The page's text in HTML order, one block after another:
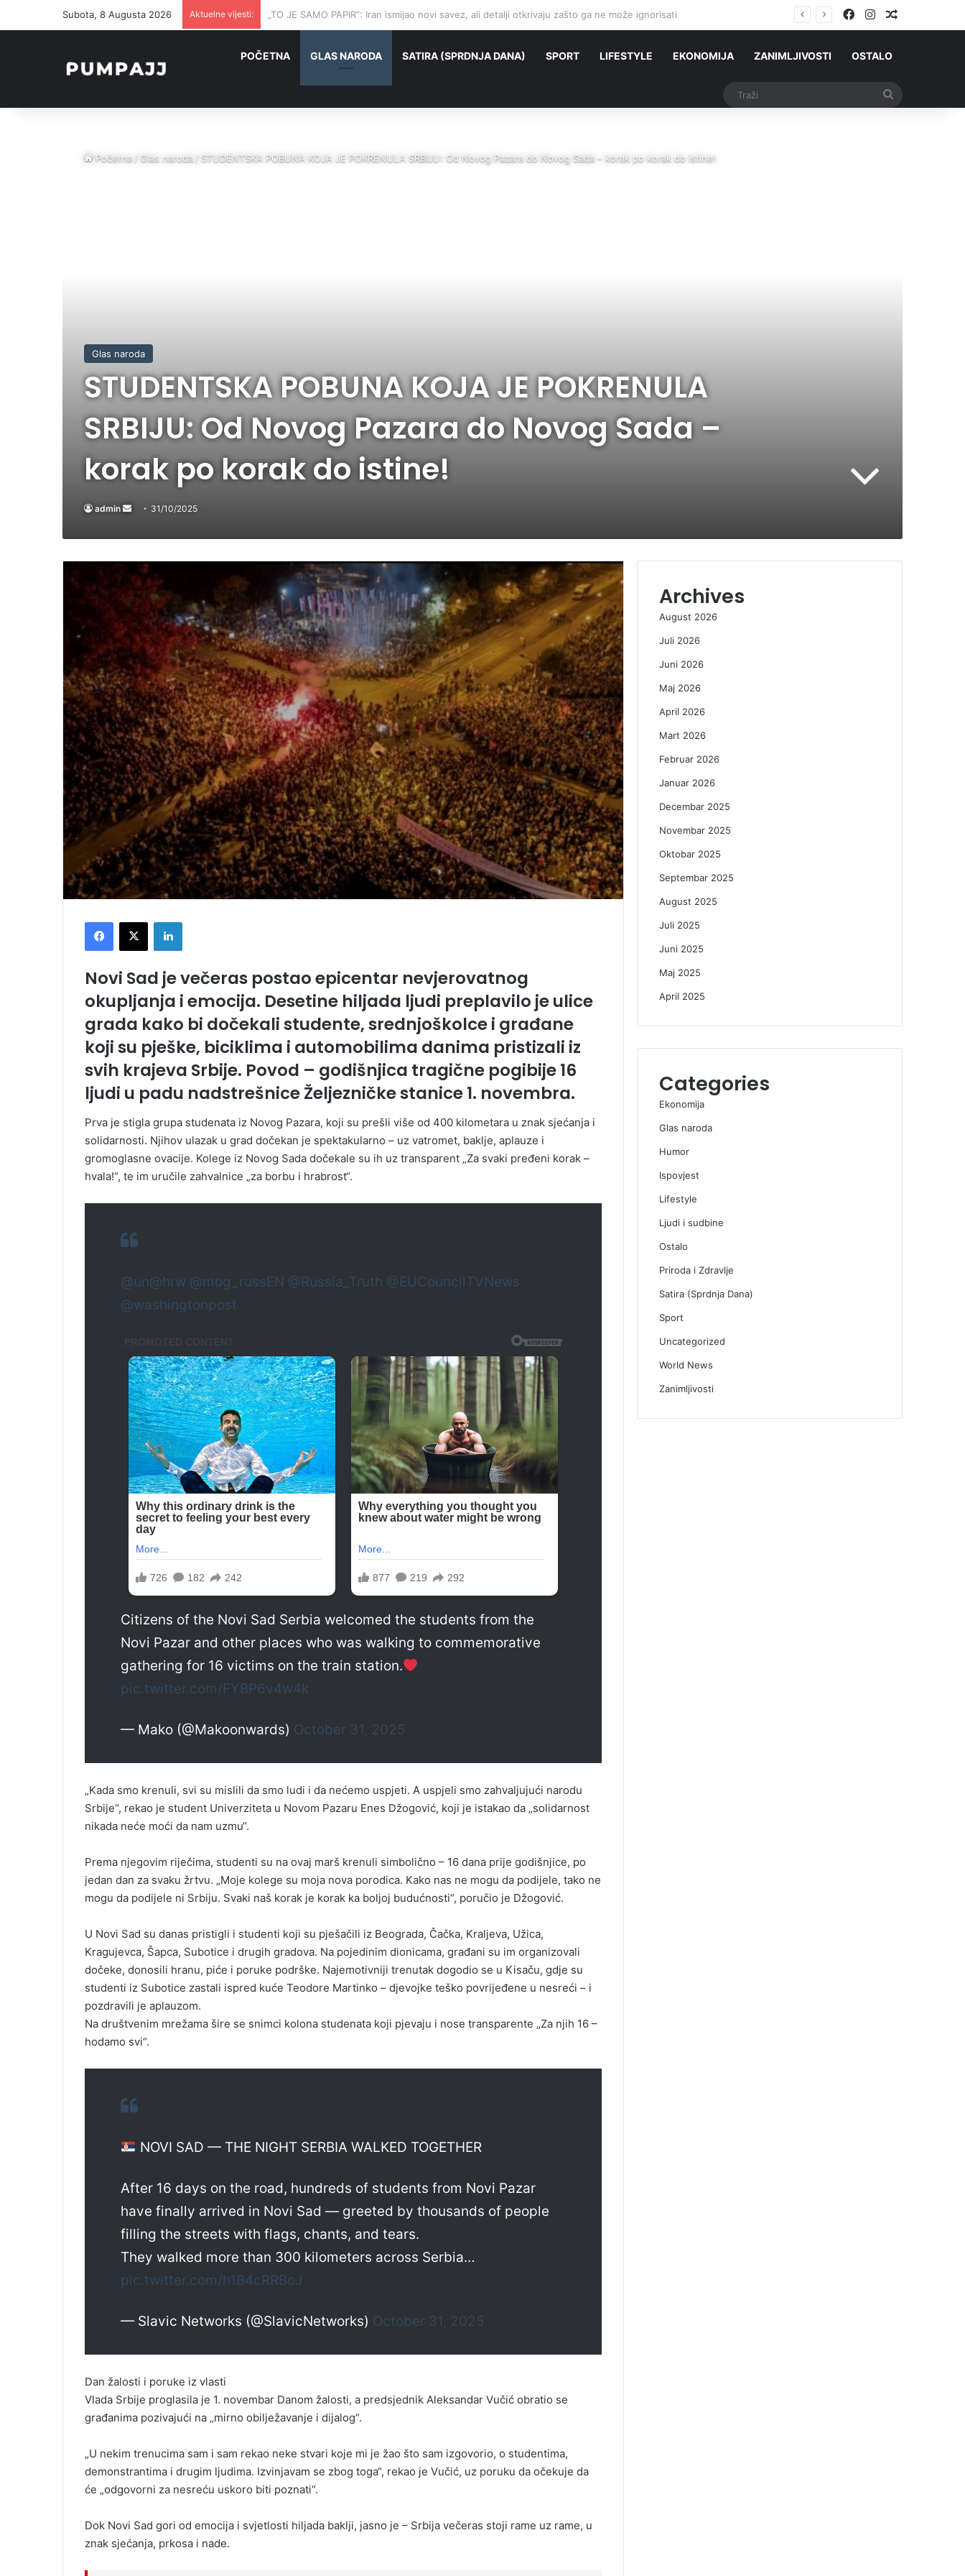
Subota, 8 Augusta 2026 Aktuelne vijesti: „TO JE SAMO PAPIR“: Iran ismijao novi savez, ali detalji otkrivaju zašto ga ne može ignorisati FacebookInstagram
POČETNA GLAS NARODA SATIRA (SPRDNJA DANA) SPORT LIFESTYLE EKONOMIJA ZANIMLJIVOSTI OSTALO
Početna/Glas naroda/STUDENTSKA POBUNA KOJA JE POKRENULA SRBIJU: Od Novog Pazara do Novog Sada – korak po korak do istine!
Glas naroda
STUDENTSKA POBUNA KOJA JE POKRENULA
SRBIJU: Od Novog Pazara do Novog Sada –
korak po korak do istine!
admin
Send31/10/2025
Novi Sad je večeras postao epicentar nevjerovatnog
okupljanja i emocija. Desetine hiljada ljudi preplavilo je ulice
grada kako bi dočekali studente, srednjoškolce i građane
koji su pješke, biciklima i automobilima danima pristizali iz
svih krajeva Srbije. Povod – godišnjica tragične pogibije 16
ljudi u padu nadstrešnice Željezničke stanice 1. novembra.
Prva je stigla grupa studenata iz Novog Pazara, koji su prešli više od 400 kilometara u znak sjećanja i
solidarnosti. Njihov ulazak u grad dočekan je spektakularno – uz vatromet, baklje, aplauze i
gromoglasne ovacije. Kolege iz Novog Sada dočekale su ih uz transparent „Za svaki pređeni korak –
hvala!“, te im uručile zahvalnice „za borbu i hrabrost“.
@un@hrw @mog_russEN @Russia_Truth @EUCouncilTVNews
@washingtonpost
Citizens of the Novi Sad Serbia welcomed the students from the
Novi Pazar and other places who was walking to commemorative
gathering for 16 victims on the train station.
pic.twitter.com/FYBP6v4w4k
— Mako (@Makoonwards) October 31, 2025
„Kada smo krenuli, svi su mislili da smo ludi i da nećemo uspjeti. A uspjeli smo zahvaljujući narodu
Srbije“, rekao je student Univerziteta u Novom Pazaru Enes Džogović, koji je istakao da „solidarnost
nikada neće moći da nam uzmu“.
Prema njegovim riječima, studenti su na ovaj marš krenuli simbolično – 16 dana prije godišnjice, po
jedan dan za svaku žrtvu. „Moje kolege su moja nova porodica. Kako nas ne mogu da podijele, tako ne
mogu da podijele ni Srbiju. Svaki naš korak je korak ka boljoj budućnosti“, poručio je Džogović.
U Novi Sad su danas pristigli i studenti koji su pješačili iz Beograda, Čačka, Kraljeva, Užica,
Kragujevca, Šapca, Subotice i drugih gradova. Na pojedinim dionicama, građani su im organizovali
dočeke, donosili hranu, piće i poruke podrške. Najemotivniji trenutak dogodio se u Kisaču, gdje su
studenti iz Subotice zastali ispred kuće Teodore Martinko – djevojke teško povrijeđene u nesreći – i
pozdravili je aplauzom.
Na društvenim mrežama šire se snimci kolona studenata koji pjevaju i nose transparente „Za njih 16 –
hodamo svi“.
NOVI SAD — THE NIGHT SERBIA WALKED TOGETHER
After 16 days on the road, hundreds of students from Novi Pazar
have finally arrived in Novi Sad — greeted by thousands of people
filling the streets with flags, chants, and tears.
They walked more than 300 kilometers across Serbia…
pic.twitter.com/h1B4cRRBoJ
— Slavic Networks (@SlavicNetworks) October 31, 2025
Dan žalosti i poruke iz vlasti
Vlada Srbije proglasila je 1. novembar Danom žalosti, a predsjednik Aleksandar Vučić obratio se
građanima pozivajući na „mirno obilježavanje i dijalog“.
„U nekim trenucima sam i sam rekao neke stvari koje mi je žao što sam izgovorio, o studentima,
demonstrantima i drugim ljudima. Izvinjavam se zbog toga“, rekao je Vučić, uz poruku da očekuje da
će „odgovorni za nesreću uskoro biti poznati“.
Dok Novi Sad gori od emocija i svjetlosti hiljada baklji, jasno je – Srbija večeras stoji rame uz rame, u
znak sjećanja, prkosa i nade.
Archives
August 2026
Juli 2026
Juni 2026
Maj 2026
April 2026
Mart 2026
Februar 2026
Januar 2026
Decembar 2025
Novembar 2025
Oktobar 2025
Septembar 2025
August 2025
Juli 2025
Juni 2025
Maj 2025
April 2025
Categories
Ekonomija
Glas naroda
Humor
Ispovjest
Lifestyle
Ljudi i sudbine
Ostalo
Priroda i Zdravlje
Satira (Sprdnja Dana)
Sport
Uncategorized
World News
Zanimljivosti